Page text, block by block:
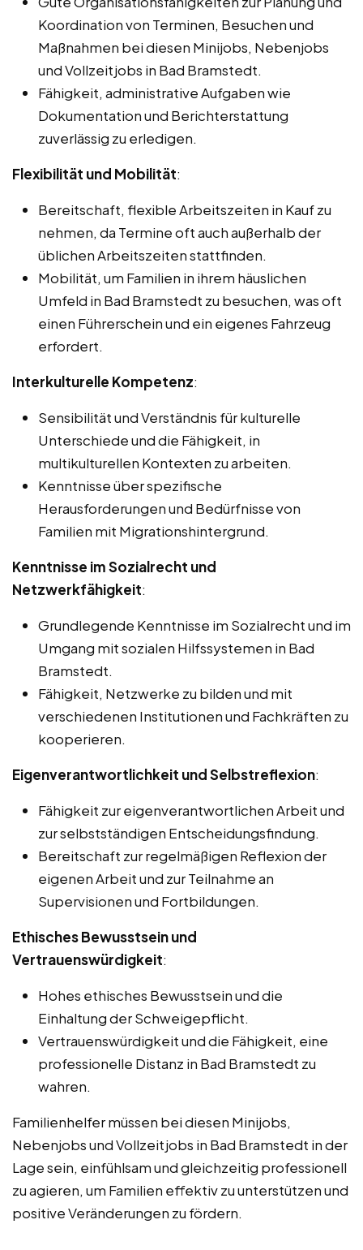
Koordination von Terminen, Besuchen und
Maßnahmen bei diesen Minijobs, Nebenjobs
und Vollzeitjobs in Bad Bramstedt.
Fähigkeit, administrative Aufgaben wie
Dokumentation und Berichterstattung
zuverlässig zu erledigen.
Flexibilität und Mobilität:
Bereitschaft, flexible Arbeitszeiten in Kauf zu
nehmen, da Termine oft auch außerhalb der
üblichen Arbeitszeiten stattfinden.
Mobilität, um Familien in ihrem häuslichen
Umfeld in Bad Bramstedt zu besuchen, was oft
einen Führerschein und ein eigenes Fahrzeug
erfordert.
Interkulturelle Kompetenz:
Sensibilität und Verständnis für kulturelle
Unterschiede und die Fähigkeit, in
multikulturellen Kontexten zu arbeiten.
Kenntnisse über spezifische
Herausforderungen und Bedürfnisse von
Familien mit Migrationshintergrund.
Kenntnisse im Sozialrecht und
Netzwerkfähigkeit:
Grundlegende Kenntnisse im Sozialrecht und im
Umgang mit sozialen Hilfssystemen in Bad
Bramstedt.
Fähigkeit, Netzwerke zu bilden und mit
verschiedenen Institutionen und Fachkräften zu
kooperieren.
Eigenverantwortlichkeit und Selbstreflexion:
Fähigkeit zur eigenverantwortlichen Arbeit und
zur selbstständigen Entscheidungsfindung.
Bereitschaft zur regelmäßigen Reflexion der
eigenen Arbeit und zur Teilnahme an
Supervisionen und Fortbildungen.
Ethisches Bewusstsein und
Vertrauenswürdigkeit:
Hohes ethisches Bewusstsein und die
Einhaltung der Schweigepflicht.
Vertrauenswürdigkeit und die Fähigkeit, eine
professionelle Distanz in Bad Bramstedt zu
wahren.
Familienhelfer müssen bei diesen Minijobs,
Nebenjobs und Vollzeitjobs in Bad Bramstedt in der
Lage sein, einfühlsam und gleichzeitig professionell
zu agieren, um Familien effektiv zu unterstützen und
positive Veränderungen zu fördern.